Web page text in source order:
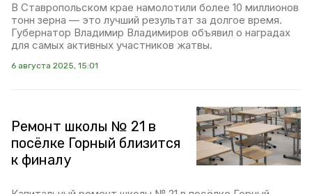
В Ставропольском крае намолотили более 10 миллионов
тонн зерна — это лучший результат за долгое время.
Губернатор Владимир Владимиров объявил о наградах
для самых активных участников жатвы.
6 августа 2025, 15:01
Ремонт школы № 21 в
посёлке Горный близится
к финалу